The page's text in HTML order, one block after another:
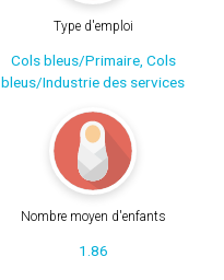
Type d'emploi
Cols bleus/Primaire, Cols
bleus/Industrie des services
Nombre moyen d'enfants
1.86